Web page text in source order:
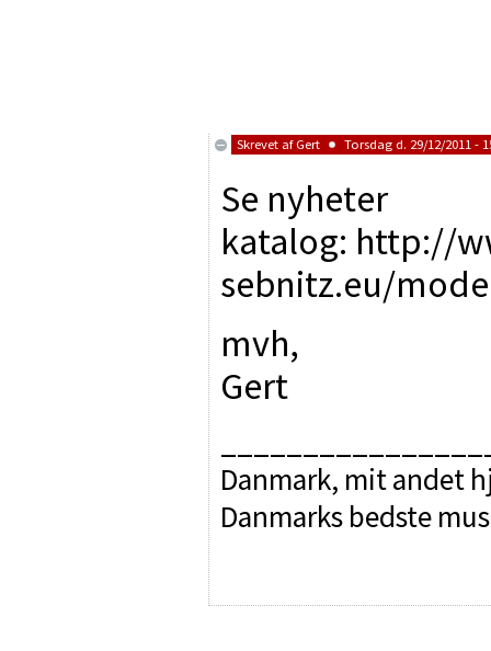
Skrevet af Gert Torsdag d. 29/12/2011 -
Se nyheter
katalog: http://
sebnitz.eu/
mvh,
Gert
Danmark, mit andet
Danmarks bedste